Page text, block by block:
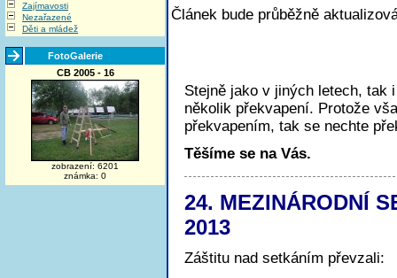
Zajímavosti
Nezařazené
Děti a mládež
FotoGalerie
CB 2005 - 16
zobrazení: 6201
známka: 0
Článek bude průběžně
Stejně jako v jiných letech, tak
několik překvapení. Protože
překvapením, tak se nechte
Těšíme se na Vás.
24. MEZINÁRODNÍ
2013
Záštitu nad setkáním převzali: